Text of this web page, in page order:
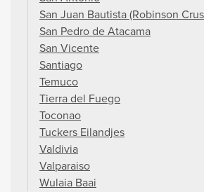
San Juan Bautista (Robinson
San Pedro de Atacama
San Vicente
Santiago
Temuco
Tierra del Fuego
Toconao
Tuckers Eilandjes
Valdivia
Valparaiso
Wulaia Baai